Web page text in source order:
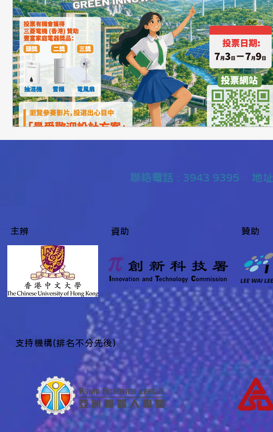
聯絡電話 : 3943 9395 地址
主辨 資助 贊助
​支持機構(排名不分先後)